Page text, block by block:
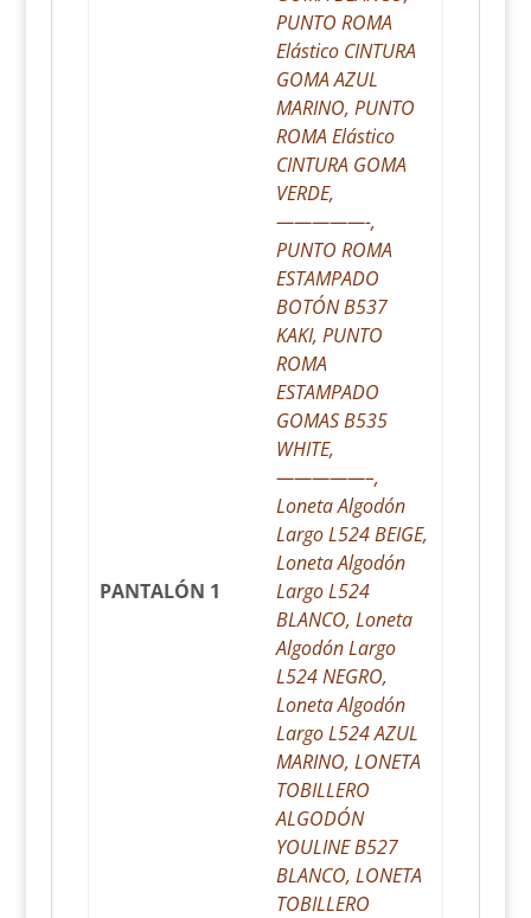
PANTALÓN 1
PUNTO ROMA
Elástico CINTURA
GOMA AZUL
MARINO, PUNTO
ROMA Elástico
CINTURA GOMA
VERDE,
—————-,
PUNTO ROMA
ESTAMPADO
BOTÓN B537
KAKI, PUNTO
ROMA
ESTAMPADO
GOMAS B535
WHITE,
—————–,
Loneta Algodón
Largo L524 BEIGE,
Loneta Algodón
Largo L524
BLANCO, Loneta
Algodón Largo
L524 NEGRO,
Loneta Algodón
Largo L524 AZUL
MARINO, LONETA
TOBILLERO
ALGODÓN
YOULINE B527
BLANCO, LONETA
TOBILLERO